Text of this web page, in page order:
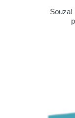
Souza!